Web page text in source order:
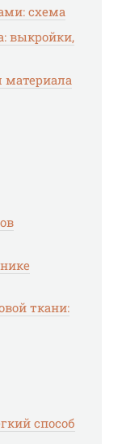
схема
выкройки,
материала
ткани:
способ